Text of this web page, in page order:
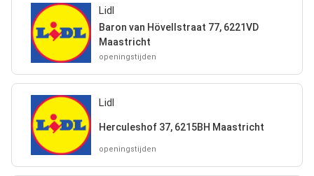
Lidl
Baron van Hövellstraat 77, 6221VD
Maastricht
openingstijden
Lidl
Herculeshof 37, 6215BH Maastricht
openingstijden